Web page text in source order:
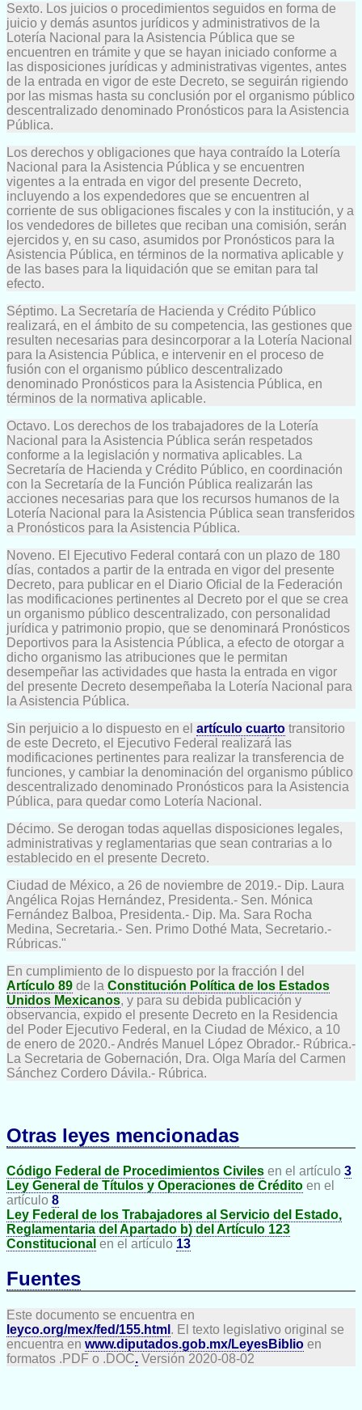
Sexto. Los juicios o procedimientos seguidos en forma de
juicio y demás asuntos jurídicos y administrativos de la
Lotería Nacional para la Asistencia Pública que se
encuentren en trámite y que se hayan iniciado conforme a
las disposiciones jurídicas y administrativas vigentes, antes
de la entrada en vigor de este Decreto, se seguirán rigiendo
por las mismas hasta su conclusión por el organismo público
descentralizado denominado Pronósticos para la Asistencia
Pública.
Los derechos y obligaciones que haya contraído la Lotería
Nacional para la Asistencia Pública y se encuentren
vigentes a la entrada en vigor del presente Decreto,
incluyendo a los expendedores que se encuentren al
corriente de sus obligaciones fiscales y con la institución, y a
los vendedores de billetes que reciban una comisión, serán
ejercidos y, en su caso, asumidos por Pronósticos para la
Asistencia Pública, en términos de la normativa aplicable y
de las bases para la liquidación que se emitan para tal
efecto.
Séptimo. La Secretaría de Hacienda y Crédito Público
realizará, en el ámbito de su competencia, las gestiones que
resulten necesarias para desincorporar a la Lotería Nacional
para la Asistencia Pública, e intervenir en el proceso de
fusión con el organismo público descentralizado
denominado Pronósticos para la Asistencia Pública, en
términos de la normativa aplicable.
Octavo. Los derechos de los trabajadores de la Lotería
Nacional para la Asistencia Pública serán respetados
conforme a la legislación y normativa aplicables. La
Secretaría de Hacienda y Crédito Público, en coordinación
con la Secretaría de la Función Pública realizarán las
acciones necesarias para que los recursos humanos de la
Lotería Nacional para la Asistencia Pública sean transferidos
a Pronósticos para la Asistencia Pública.
Noveno. El Ejecutivo Federal contará con un plazo de 180
días, contados a partir de la entrada en vigor del presente
Decreto, para publicar en el Diario Oficial de la Federación
las modificaciones pertinentes al Decreto por el que se crea
un organismo público descentralizado, con personalidad
jurídica y patrimonio propio, que se denominará Pronósticos
Deportivos para la Asistencia Pública, a efecto de otorgar a
dicho organismo las atribuciones que le permitan
desempeñar las actividades que hasta la entrada en vigor
del presente Decreto desempeñaba la Lotería Nacional para
la Asistencia Pública.
Sin perjuicio a lo dispuesto en el artículo cuarto transitorio
de este Decreto, el Ejecutivo Federal realizará las
modificaciones pertinentes para realizar la transferencia de
funciones, y cambiar la denominación del organismo público
descentralizado denominado Pronósticos para la Asistencia
Pública, para quedar como Lotería Nacional.
Décimo. Se derogan todas aquellas disposiciones legales,
administrativas y reglamentarias que sean contrarias a lo
establecido en el presente Decreto.
Ciudad de México, a 26 de noviembre de 2019.- Dip. Laura
Angélica Rojas Hernández, Presidenta.- Sen. Mónica
Fernández Balboa, Presidenta.- Dip. Ma. Sara Rocha
Medina, Secretaria.- Sen. Primo Dothé Mata, Secretario.-
Rúbricas."
En cumplimiento de lo dispuesto por la fracción I del
Artículo 89 de la Constitución Política de los Estados
Unidos Mexicanos, y para su debida publicación y
observancia, expido el presente Decreto en la Residencia
del Poder Ejecutivo Federal, en la Ciudad de México, a 10
de enero de 2020.- Andrés Manuel López Obrador.- Rúbrica.-
La Secretaria de Gobernación, Dra. Olga María del Carmen
Sánchez Cordero Dávila.- Rúbrica.
Otras leyes mencionadas
Código Federal de Procedimientos Civiles en el artículo 3
Ley General de Títulos y Operaciones de Crédito en el
artículo 8
Ley Federal de los Trabajadores al Servicio del Estado,
Reglamentaria del Apartado b) del Artículo 123
Constitucional en el artículo 13
Fuentes
Este documento se encuentra en
leyco.org/mex/fed/155.html . El texto legislativo original se
encuentra en www.diputados.gob.mx/LeyesBiblio en
formatos .PDF o .DOC. Versión 2020-08-02